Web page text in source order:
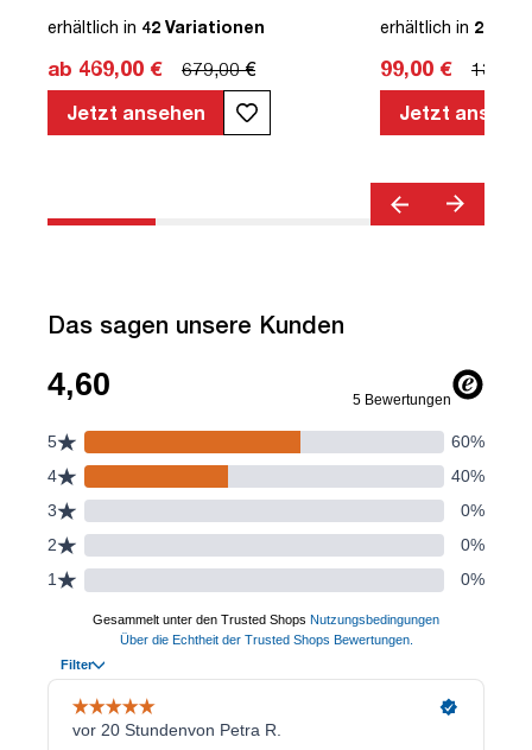
höhenverstellbar | Kollisions-Schutz |
Familiengerecht | Verriegelungsfunktion
| Metall | Holz | Weiß | 5 Jahre
Herstellergarantie | unmontiert | TÜV©
erhältlich in 42 Variationen
ab 469,00 €
679,00 €
Jetzt ansehen
Leuchtmittel
erhältlich in 2
99,00 €
Jetzt
Das sagen unsere Kunden